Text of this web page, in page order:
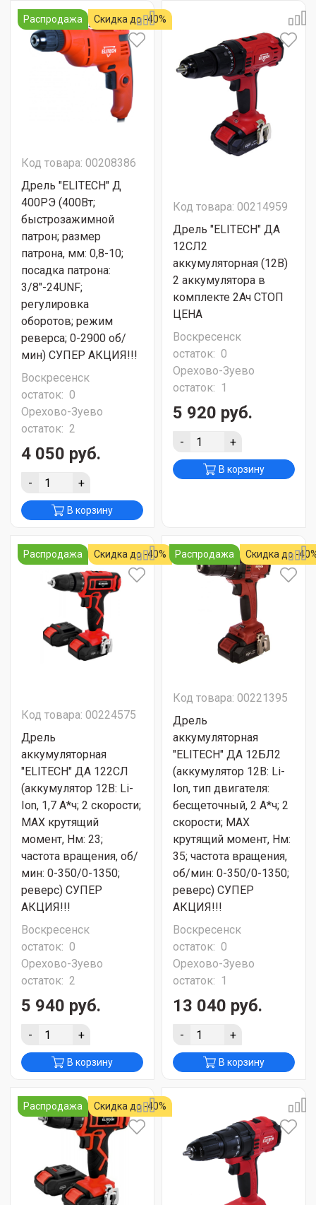
Распродажа Скидка до -40%
Код товара: 00208386
Дрель "ELITECH" Д
400РЭ (400Вт;
быстрозажимной
патрон; размер
патрона, мм: 0,8-10;
посадка патрона:
3/8"-24UNF;
регулировка
оборотов; режим
реверса; 0-2900 об/
мин) СУПЕР АКЦИЯ!!!
Воскресенск
остаток: 0
Орехово-Зуево
остаток: 2
4 050 руб.
- +
В корзину
Код товара: 00214959
Дрель "ELITECH" ДА
12СЛ2
аккумуляторная (12В)
2 аккумулятора в
комплекте 2Ач СТОП
ЦЕНА
Воскресенск
остаток: 0
Орехово-Зуево
остаток: 1
5 920 руб.
- +
В корзину
Распродажа Скидка до -40%
Код товара: 00224575
Дрель
аккумуляторная
"ELITECH" ДА 122СЛ
(аккумулятор 12В: Li-
Ion, 1,7 А*ч; 2 скорости;
МАХ крутящий
момент, Нм: 23;
частота вращения, об/
мин: 0-350/0-1350;
реверс) СУПЕР
АКЦИЯ!!!
Воскресенск
остаток: 0
Орехово-Зуево
остаток: 2
5 940 руб.
- +
В корзину
Распродажа Скидка до -
Код товара: 00221395
Дрель
аккумуляторная
"ELITECH" ДА 12БЛ2
(аккумулятор 12В: Li-
Ion, тип двигателя:
бесщеточный, 2 А*ч; 2
скорости; МАХ
крутящий момент, Нм:
35; частота вращения,
об/мин: 0-350/0-1350;
реверс) СУПЕР
АКЦИЯ!!!
Воскресенск
остаток: 0
Орехово-Зуево
остаток: 1
13 040 руб.
- +
В корзину
Распродажа Скидка до -40%